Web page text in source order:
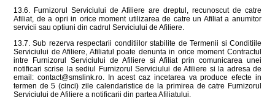
13.6. Furnizorul Serviciului de Afiliere are dreptul, recunoscut de catre
Afiliat, de a opri in orice moment utilizarea de catre un Afiliat a anumitor
servicii sau optiuni din cadrul Serviciului de Afiliere.
13.7. Sub rezerva respectarii conditiilor stabilite de Termenii si Conditiile
Serviciului de Afiliere, Afiliatul poate denunta in orice moment Contractul
intre Furnizorul Serviciului de Afiliere si Afiliat prin comunicarea unei
notificari scrise la sediul Furnizorul Serviciului de Afiliere si la adresa de
email: contact@smslink.ro. In acest caz incetarea va produce efecte in
termen de 5 (cinci) zile calendaristice de la primirea de catre Furnizorul
Serviciului de Afiliere a notificarii din partea Afiliatului.